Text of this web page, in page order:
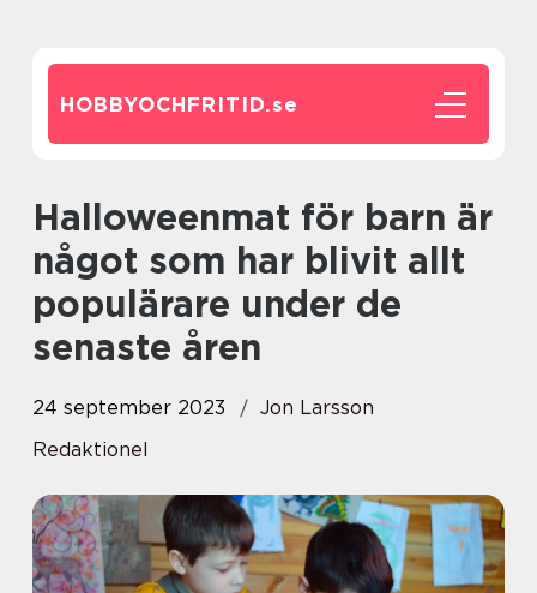
HOBBYOCHFRITID.se
Halloweenmat för barn är
något som har blivit allt
populärare under de
senaste åren
24 september 2023
Jon Larsson
Redaktionel